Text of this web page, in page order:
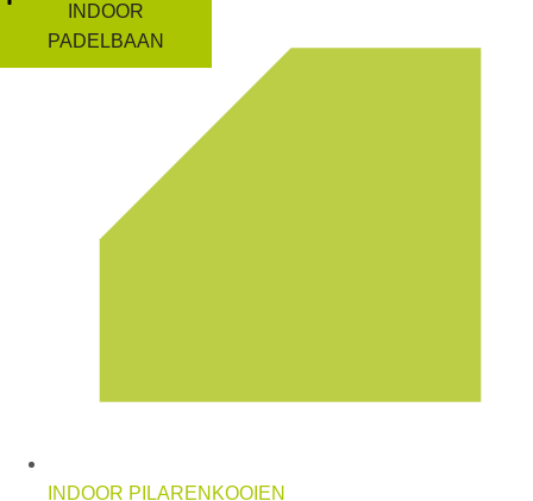
INDOOR
PADELBAAN
INDOOR PILARENKOOIEN